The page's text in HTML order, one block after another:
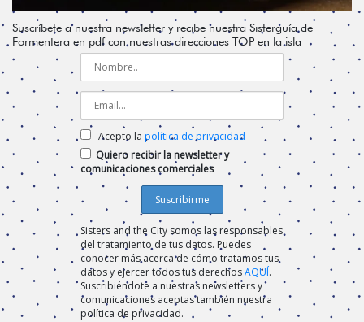
Suscríbete a nuestra newsletter y recibe nuestra Sisterguía de
Formentera en pdf con nuestras direcciones TOP en la isla
Acepto la política de privacidad
Quiero recibir la newsletter y
comunicaciones comerciales
Sisters and the City somos las responsables
del tratamiento de tus datos. Puedes
conocer más acerca de cómo tratamos tus
datos y ejercer todos tus derechosAQUÍ.
Suscribiéndote a nuestras newsletters y
comunicaciones aceptas también nuestra
política de privacidad.